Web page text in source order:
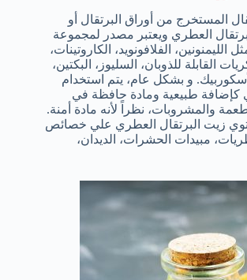
المستخرج من أوراق البرتقال أو
العطري ويعتبر مصدر لمجموعة
الليمنونين، الفلافونويد، الكاروتينات،
القابلة للذوبان، السليوز، البكتين،
و بشكل عام، يتم استخدام
كإضافة طبيعية ومادة حافظة في
والمشروبات، نظراً لأنه مادة أمنة.
زيت البرتقال العطري علي خصائص
مبيدات الحشرات، الديدان،